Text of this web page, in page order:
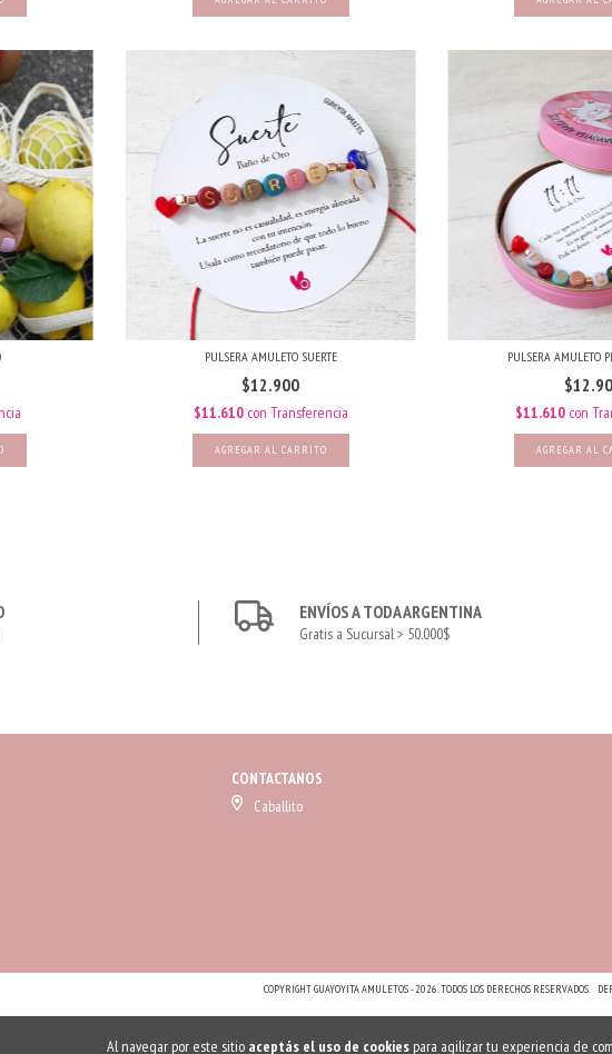
Al navegar por este sitio aceptás el uso de cookiespara agilizar tu experiencia de
PULSERA AMULETO SUERTE
$12.900
$11.610 con Transferencia
PULSERA AMULETO
$11.610 con
ENVÍOS A TODA ARGENTINA
Gratis a Sucursal > 50.000$
CONTACTANOS
Caballito
COPYRIGHT GUAYOYITA AMULETOS - 2026. TODOS LOS DERECHOS RESERVADOS.